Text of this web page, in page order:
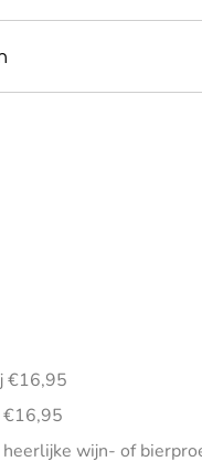
€16,95
€16,95
heerlijke wijn- of